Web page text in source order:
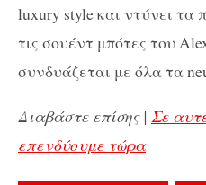
luxury style και ντύνει τα
τις σουέντ μπότες του
συνδυάζεται με όλα τα
Διαβάστε επίσης | Σε
επενδύουμε τώρα